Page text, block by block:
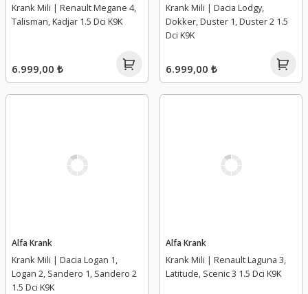
Krank Mili | Renault Megane 4,
Talisman, Kadjar 1.5 Dci K9K
6.999,00 ₺
Krank Mili | Dacia Lodgy,
Dokker, Duster 1, Duster 2 1.5
Dci K9K
6.999,00 ₺
Alfa Krank
Krank Mili | Dacia Logan 1,
Logan 2, Sandero 1, Sandero 2
1.5 Dci K9K
Alfa Krank
Krank Mili | Renault Laguna 3,
Latitude, Scenic 3 1.5 Dci K9K